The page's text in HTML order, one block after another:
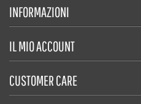
INFORMAZIONI
IL MIO ACCOUNT
CUSTOMER CARE